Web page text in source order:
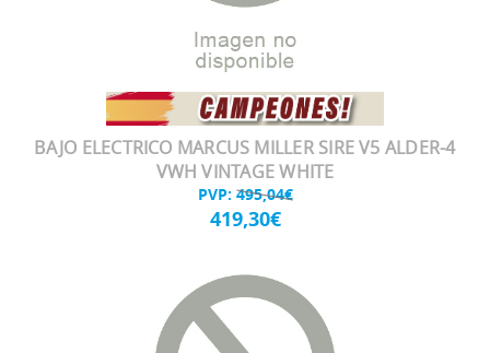
BAJO ELECTRICO MARCUS MILLER SIRE V5 ALDER-4
VWH VINTAGE WHITE
PVP: 495,04€
419,30€